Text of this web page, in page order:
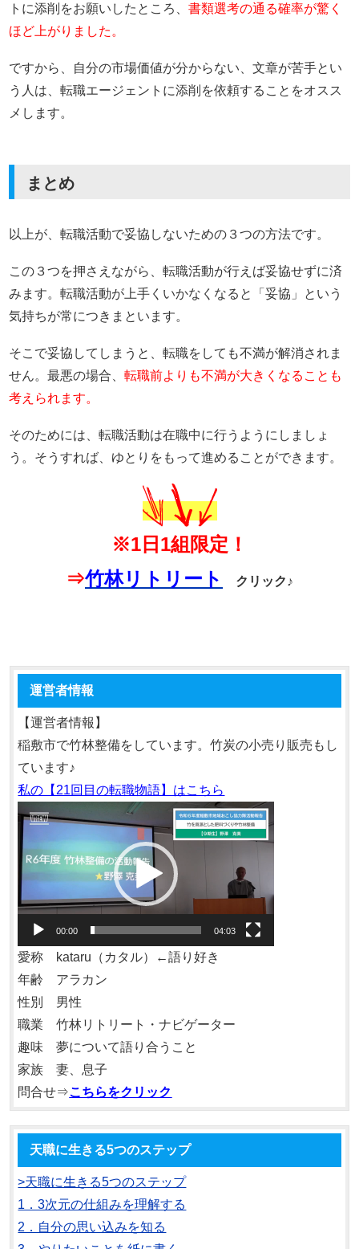
トに添削をお願いしたところ、書類選考の通る確率が驚く
ほど上がりました。
ですから、自分の市場価値が分からない、文章が苦手とい
う人は、転職エージェントに添削を依頼することをオスス
メします。
まとめ
以上が、転職活動で妥協しないための３つの方法です。
この３つを押さえながら、転職活動が行えば妥協せずに済
みます。転職活動が上手くいかなくなると「妥協」という
気持ちが常につきまといます。
そこで妥協してしまうと、転職をしても不満が解消されま
せん。最悪の場合、転職前よりも不満が大きくなることも
考えられます。
そのためには、転職活動は在職中に行うようにしましょ
う。そうすれば、ゆとりをもって進めることができます。
※1日1組限定！
⇒竹林リトリート クリック♪
運営者情報
【運営者情報】
稲敷市で竹林整備をしています。竹炭の小売り販売もし
ています♪
私の【21回目の転職物語】はこちら
画
プ
レ
ー
ヤ
ー
00:00 04:03
愛称 kataru（カタル）←語り好き
年齢 アラカン
性別 男性
職業 竹林リトリート・ナビゲーター
趣味 夢について語り合うこと
家族 妻、息子
問合せ⇒こちらをクリック
天職に生きる5つのステップ
>天職に生きる5つのステップ
1．3次元の仕組みを理解する
2．自分の思い込みを知る